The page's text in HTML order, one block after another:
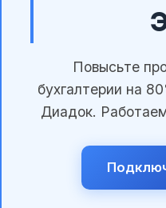
Повысьте
бухгалтерии на
Диадок.